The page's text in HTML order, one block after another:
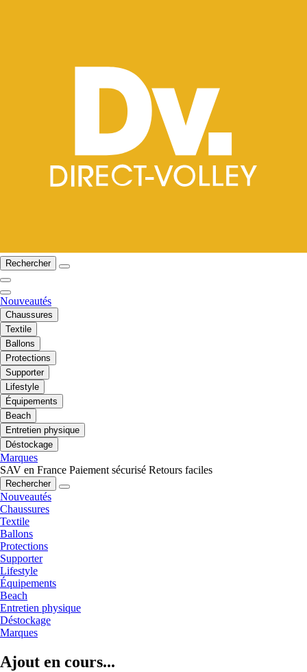
Rechercher
Nouveautés
Chaussures
Textile
Ballons
Protections
Supporter
Lifestyle
Équipements
Beach
Entretien physique
Déstockage
Marques
SAV en France Paiement sécurisé Retours faciles
Rechercher
Nouveautés
Chaussures
Textile
Ballons
Protections
Supporter
Lifestyle
Équipements
Beach
Entretien physique
Déstockage
Marques
Ajout en cours...